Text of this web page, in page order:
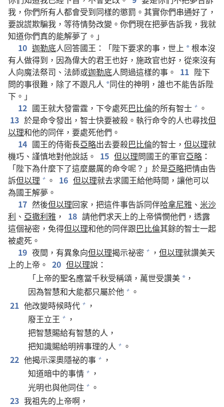
我，你們所有人都會受到同樣的懲罰。其實你們串通好了，
要說謊欺騙我，等待情勢改變。你們現在把夢告訴我，我就
知道你們真的能解夢了。」
10 迦勒底人回答國王：「陛下要求的事，世上 *根本沒
有人做得到，因為偉大的君王也好，施政官也好，從來沒有
人向魔法祭司、法師或迦勒底人問過這樣的事。 11 陛下
問的事很難，除了不跟凡人 *同住的神明，誰也不能告訴陛
下。」
12 國王就大發雷霆，下令處死巴比倫的所有智士 + 。
13 於是命令發出，智士快要被殺。執行命令的人也尋找但
以理和他的同伴，要處死他們。
14 國王的侍衛長亞略出去要殺巴比倫的智士， 但以理就
機巧、謹慎地對他說話。 15 但以理問國王的軍官亞略 ：
「陛下為什麼下了這麼嚴厲的命令呢？」於是亞略把情由告
訴但以理 + 。 16 但以理就去求國王給他時間，讓他可以
為國王解夢。
17 然後但以理回家，把這件事告訴同伴哈拿尼雅 、 米沙
利 、 亞撒利雅 ， 18 請他們求天上的上帝憐憫他們，透露
這個祕密，免得但以理和他的同伴跟巴比倫其餘的智士一起
被處死。
19 夜間，有異象向但以理揭示祕密 + ， 但以理就讚美天
上的上帝。 20 但以理說：
「上帝的聖名應當千秋受稱頌，萬世受讚美 * ，
因為智慧和大能都只屬於他 + 。
21 他改變時候時代 +
，
廢王立王 +
，
把智慧賜給有智慧的人，
把知識賜給明辨事理的人 + 。
22 他揭示深奧隱祕的事 +
，
知道暗中的事情 +
，
光明也與他同住 + 。
23 我祖先的上帝啊，